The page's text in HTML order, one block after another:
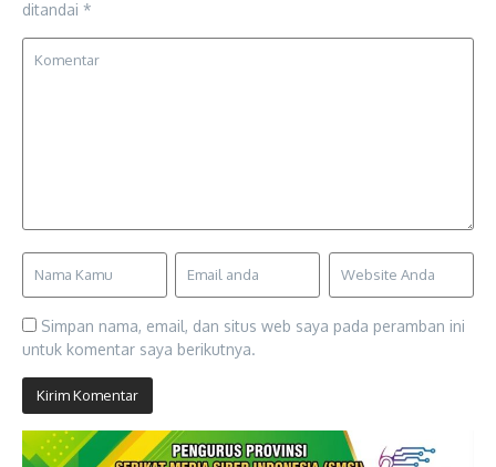
ditandai *
Simpan nama, email, dan situs web saya pada peramban ini
untuk komentar saya berikutnya.